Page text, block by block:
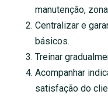
manutenção,
Centralizar e
básicos.
Treinar
Acompanhar
satisfação do